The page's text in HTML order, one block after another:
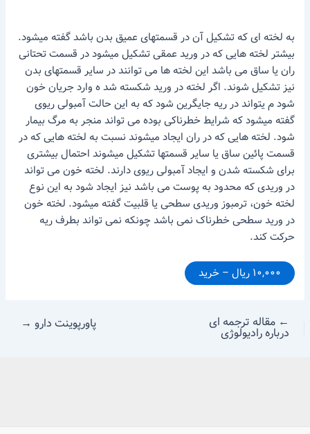
به لخته ای که تشکیل آن در قسمتهای عمیق بدن باشد گفته میشود.
بیشتر لخته هایی که در ورید عمقی تشکیل میشود در قسمت تحتانی
ران یا ساق می باشد این لخته ها می توانند در سایر قسمتهای بدن
نیز تشکیل شوند. اگر لخته در ورید شکسته شد ه وارد جریان خون
شود م یتواند در ریه جایگرین شود که به این حالت آمبولی ریوی
گفته میشود که شرایط خطرناکی بوده می تواند منجر به مرگ بیمار
شود. لخته هایی که در ران ایجاد میشوند نسبت به لخته هایی که در
قسمت پائین ساق یا سایر قسمتها تشکیل میشوند احتمال بیشتری
برای شکسته شدن و ایجاد آمبولی ریوی دارند. لخته خون می تواند
در وریدی که محدود به پوست می باشد نیز ایجاد شود به این نوع
لخته خون، ترمبوز وریدی سطحی یا قلبیت گفته میشود. لخته خون
در ورید سطحی خطرناک نمی باشد چونکه نمی تواند بطرف ریه
حرکت کند.
۱۰,۰۰۰ ریال – خرید
← مقاله ترجمه ای
درباره رادیولوژی
پاورپوینت دارو →